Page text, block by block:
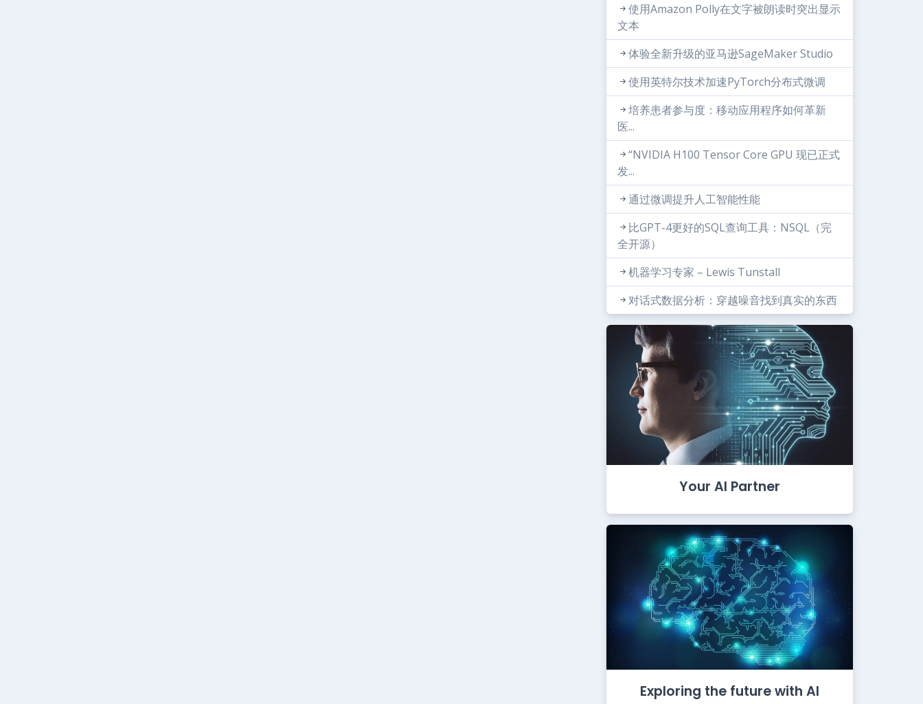
使用Amazon Polly在文字被朗读时突出显示
文本
体验全新升级的亚马逊SageMaker Studio
使用英特尔技术加速PyTorch分布式微调
培养患者参与度：移动应用程序如何革新
医...
“NVIDIA H100 Tensor Core GPU 现已正式
发...
通过微调提升人工智能性能
比GPT-4更好的SQL查询工具：NSQL（完
全开源）
机器学习专家 – Lewis Tunstall
对话式数据分析：穿越噪音找到真实的东西
Your AI Partner
Exploring the future with AI